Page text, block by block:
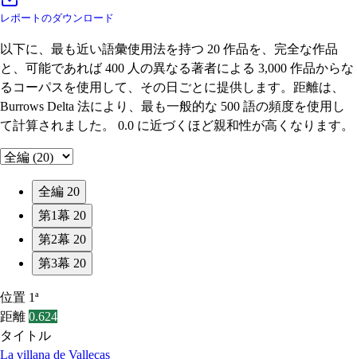
レポートのダウンロード
以下に、最も近い語彙使用法を持つ 20 作品を、完全な作品
と、可能であれば 400 人の異なる著者による 3,000 作品からな
るコーパスを使用して、その日ごとに提供します。距離は、
Burrows Delta 法により、最も一般的な 500 語の頻度を使用し
て計算されました。 0.0 に近づくほど親和性が高くなります。
全編 20
第1幕 20
第2幕 20
第3幕 20
位置 1ª
距離 0.624
タイトル
La villana de Vallecas